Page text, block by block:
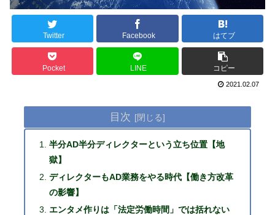
Twitter Facebook はてブ
Pocket LINE コピー
2021.02.07
目次
半分AD半分ディレクターという立ち位置【地
獄】
ディレクターもAD業務をやる時代【働き方改革
の影響】
エンタメ作りは「法定労働時間」では括れない